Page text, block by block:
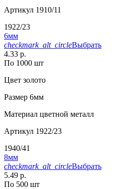
Артикул 1910/11
1922/23
6мм
checkmark_alt_circleВыбрать
4.33 р.
По 1000 шт
Цвет золото
Размер 6мм
Материал цветной металл
Артикул 1922/23
1940/41
8мм
checkmark_alt_circleВыбрать
5.49 р.
По 500 шт